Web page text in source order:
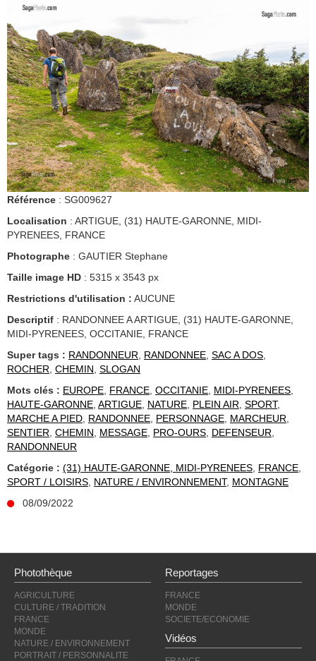
Référence : SG009627
Localisation : ARTIGUE, (31) HAUTE-GARONNE, MIDI-
PYRENEES, FRANCE
Photographe : GAUTIER Stephane
Taille image HD : 5315 x 3543 px
Restrictions d'utilisation : AUCUNE
Descriptif : RANDONNEE A ARTIGUE, (31) HAUTE-GARONNE,
MIDI-PYRENEES, OCCITANIE, FRANCE
Super tags : RANDONNEUR, RANDONNEE, SAC A DOS,
ROCHER, CHEMIN, SLOGAN
Mots clés : EUROPE, FRANCE, OCCITANIE, MIDI-PYRENEES,
HAUTE-GARONNE, ARTIGUE, NATURE, PLEIN AIR, SPORT,
MARCHE A PIED, RANDONNEE, PERSONNAGE, MARCHEUR,
SENTIER, CHEMIN, MESSAGE, PRO-OURS, DEFENSEUR,
RANDONNEUR
Catégorie : (31) HAUTE-GARONNE, MIDI-PYRENEES, FRANCE,
SPORT / LOISIRS, NATURE / ENVIRONNEMENT, MONTAGNE
08/09/2022
Photothèque
AGRICULTURE
CULTURE / TRADITION
FRANCE
MONDE
NATURE / ENVIRONNEMENT
PORTRAIT / PERSONNALITE
Reportages
FRANCE
MONDE
SOCIETE/ECONOMIE
Vidéos